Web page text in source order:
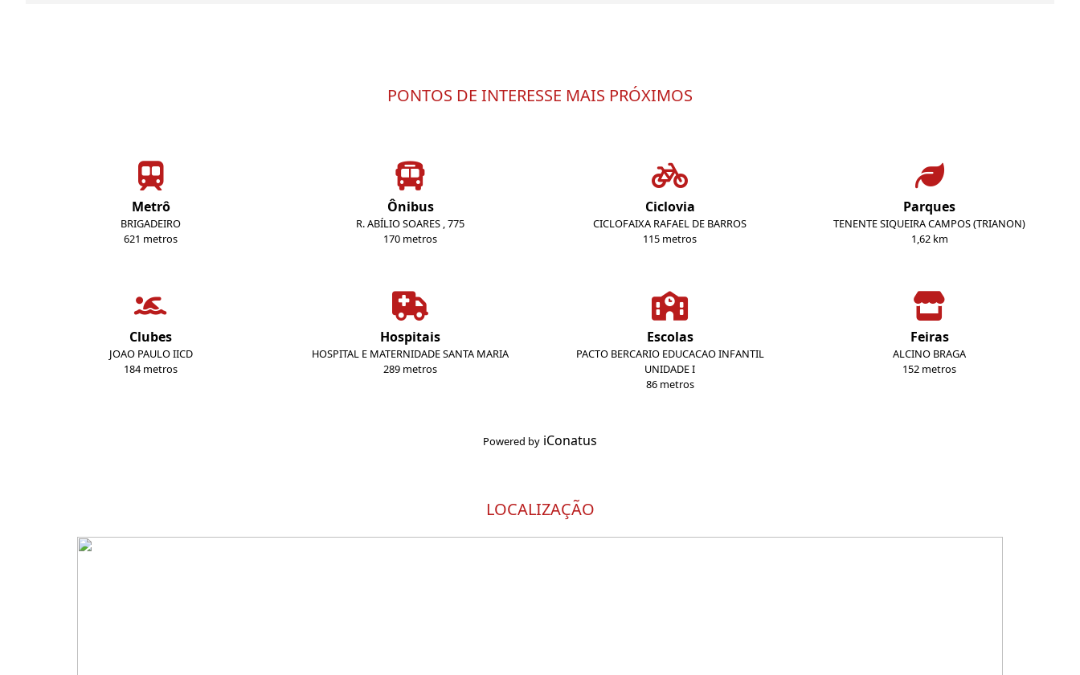
PONTOS DE INTERESSE MAIS PRÓXIMOS
Metrô
BRIGADEIRO
621 metros
Ônibus
R. ABÍLIO SOARES , 775
170 metros
Ciclovia
CICLOFAIXA RAFAEL DE BARROS
115 metros
Parques
TENENTE SIQUEIRA CAMPOS (TRIANON)
1,62 km
Clubes
JOAO PAULO IICD
184 metros
Hospitais
HOSPITAL E MATERNIDADE SANTA MARIA
289 metros
Escolas
PACTO BERCARIO EDUCACAO INFANTIL
UNIDADE I
86 metros
Feiras
ALCINO BRAGA
152 metros
Powered by iConatus
LOCALIZAÇÃO